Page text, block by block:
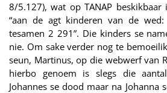
8/5.127), wat op TANAP
“aan de agt kinderen van de
tesamen 2 291”. Die kinders se
nie. Om sake verder nog te
seun, Martinus, op die webwerf van
hierbo genoem is slegs die
Johannes se dood maar na Johanna